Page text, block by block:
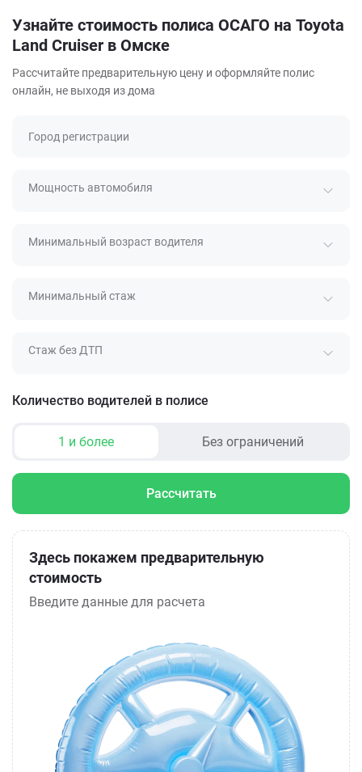
Узнайте стоимость полиса ОСАГО на Toyota
Land Cruiser в Омске
Рассчитайте предварительную цену и оформляйте полис
онлайн, не выходя из дома
Город регистрации
Мощность автомобиля
Минимальный возраст водителя
Минимальный стаж
Стаж без ДТП
Количество водителей в полисе
1 и более Без ограничений
Рассчитать
Здесь покажем предварительную
стоимость
Введите данные для расчета